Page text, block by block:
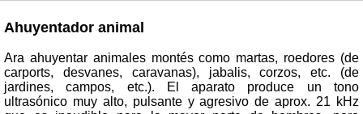
Ahuyentador animal
Ara ahuyentar animales montés como martas, roedores (de
carports, desvanes, caravanas), jabalis, corzos, etc. (de
jardines, campos, etc.). El aparato produce un tono
ultrasónico muy alto, pulsante y agresivo de aprox. 21 kHz